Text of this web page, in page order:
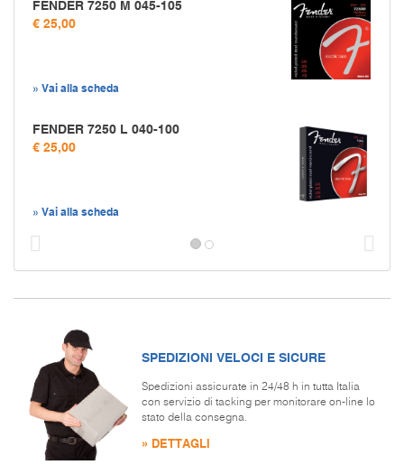
FENDER 7250 M 045-105
€ 25,00
» Vai alla scheda
FENDER 7250 L 040-100
€ 25,00
» Vai alla scheda
SPEDIZIONI VELOCI E SICURE
Spedizioni assicurate in 24/48 h in tutta Italia
con servizio di tacking per monitorare on-line lo
stato della consegna.
» DETTAGLI